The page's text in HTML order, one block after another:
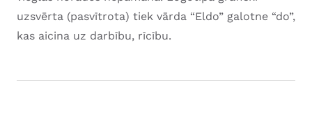
uzsvērta (pasvītrota) tiek vārda “Eldo” galotne “do”,
kas aicina uz darbību, rīcību.